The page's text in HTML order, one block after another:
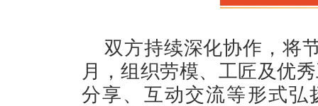
双方持续深化协作，将
月，组织劳模、工匠及优
分享、互动交流等形式